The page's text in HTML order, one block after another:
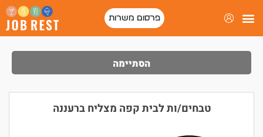
פרסום משרות
הסתיימה
טבחים/ות לבית קפה מצליח ברעננה